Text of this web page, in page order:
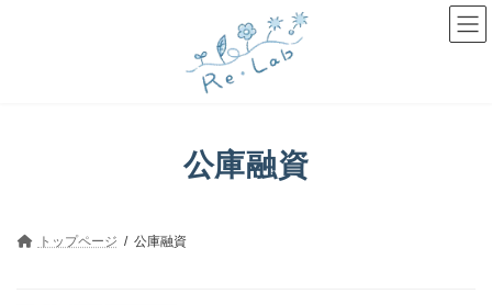
公庫融資
トップページ 公庫融資